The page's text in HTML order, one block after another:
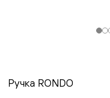
Ручка RONDO